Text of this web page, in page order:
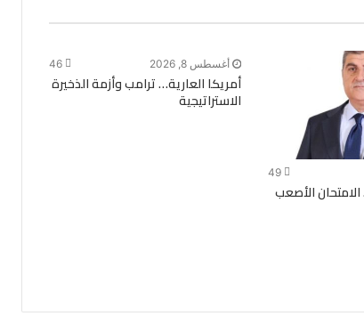
49
الأصعب
أغسطس 8, 2026 46
أمريكا العارية… ترامب وأزمة الذخيرة
الاستراتيجية